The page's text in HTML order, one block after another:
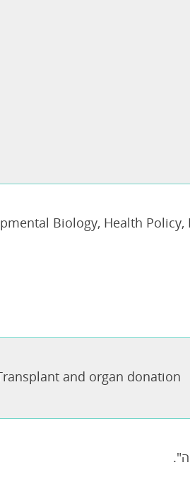
Biology, Health Policy,
and organ donation